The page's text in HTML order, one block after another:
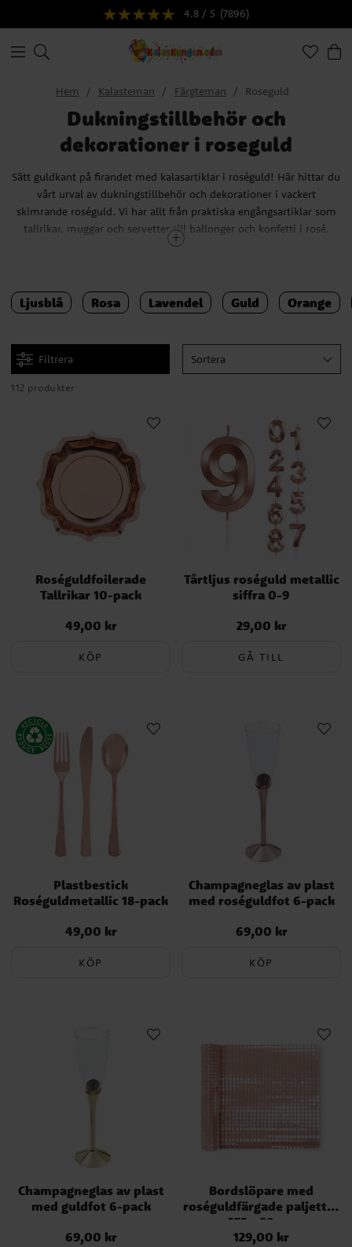
4.8 / 5 (7896)
Hem Kalasteman Färgteman Roseguld
Dukningstillbehör och
dekorationer i roseguld
Sätt guldkant på firandet med kalasartiklar i roséguld! Här hittar du
vårt urval av dukningstillbehör och dekorationer i vackert
skimrande roséguld. Vi har allt från praktiska engångsartiklar som
tallrikar, muggar och servetter till ballonger och konfetti i rosé.
Ljusblå Rosa Lavendel Guld Orange
Filtrera Sortera
112 produkter
Roséguldfoilerade
Tallrikar 10-pack
Pris:49,00 kr
49,00 kr
KÖP
Tårtljus roséguld metallic
siffra 0-9
Pris:29,00 kr
29,00 kr
GÅ TILL
Plastbestick
Roséguldmetallic 18-pack
Pris:49,00 kr
49,00 kr
KÖP
Champagneglas av plast
med roséguldfot 6-pack
Pris:69,00 kr
69,00 kr
KÖP
Champagneglas av plast
med guldfot 6-pack
Pris:69,00 kr
69,00 kr
Bordslöpare med
roséguldfärgade paljetter
275 x 28 cm
Pris:129,00 kr
129,00 kr